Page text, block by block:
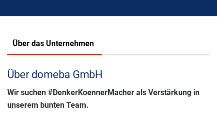
Über das Unternehmen
Über domeba GmbH
Wir suchen #DenkerKoennerMacher als Verstärkung in
unserem bunten Team.